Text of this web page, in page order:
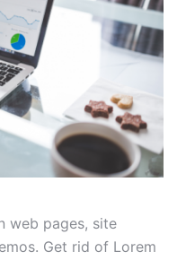
web pages, site
Get rid of Lorem